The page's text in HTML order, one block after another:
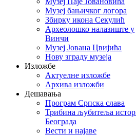
Музеј бањичког логора
Збирку икона Секулић
Археолошко налазиште у
Винчи
Музеј Јована Цвијића
Нову зграду музеја
Изложбе
Актуелне изложбе
Архива изложби
Дешавања
Програм Српска слава
Трибина љубитеља
Београда
Beсти и најаве